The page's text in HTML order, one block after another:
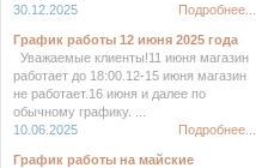
30.12.2025
Подробнее...
График работы 12 июня 2025 года
Уважаемые клиенты!11 июня магазин
работает до 18:00.12-15 июня магазин
не работает.16 июня и далее по
обычному графику. ...
10.06.2025
Подробнее...
График работы на майские